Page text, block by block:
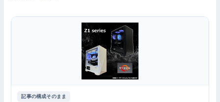
記事の構成そのまま